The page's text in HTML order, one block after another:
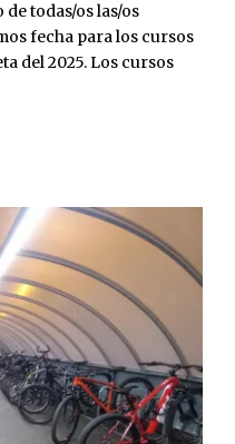
todas/os las/os
fecha para los cursos
del 2025. Los cursos